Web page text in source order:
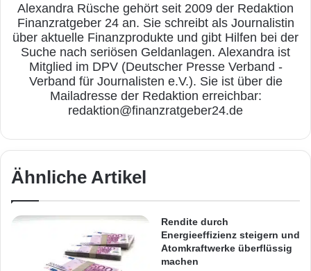
Alexandra Rüsche gehört seit 2009 der Redaktion
Finanzratgeber 24 an. Sie schreibt als Journalistin
über aktuelle Finanzprodukte und gibt Hilfen bei der
Suche nach seriösen Geldanlagen. Alexandra ist
Mitglied im DPV (Deutscher Presse Verband -
Verband für Journalisten e.V.). Sie ist über die
Mailadresse der Redaktion erreichbar:
redaktion@finanzratgeber24.de
Ähnliche Artikel
Rendite durch
Energieeffizienz steigern und
Atomkraftwerke überflüssig
machen